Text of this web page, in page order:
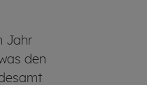
Jahr
den